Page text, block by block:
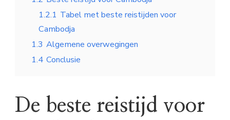
1.2.1 Tabel met beste reistijden voor
Cambodja
1.3 Algemene overwegingen
1.4 Conclusie
De beste reistijd voor